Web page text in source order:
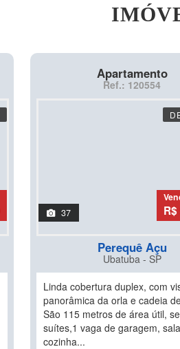
Apartamento
Ref.: 120554
37
Perequê Açu
Ubatuba - SP
Linda cobertura duplex, com
panorâmica da orla e cadeia
São 115 metros de área útil,
suítes,1 vaga de garagem,
cozinha...